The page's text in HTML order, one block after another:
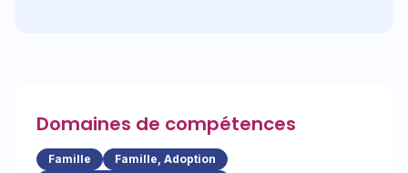
Domaines de compétences
Famille
Famille, Adoption